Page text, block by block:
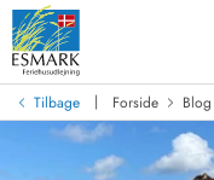
Tilbage | Forside Blog